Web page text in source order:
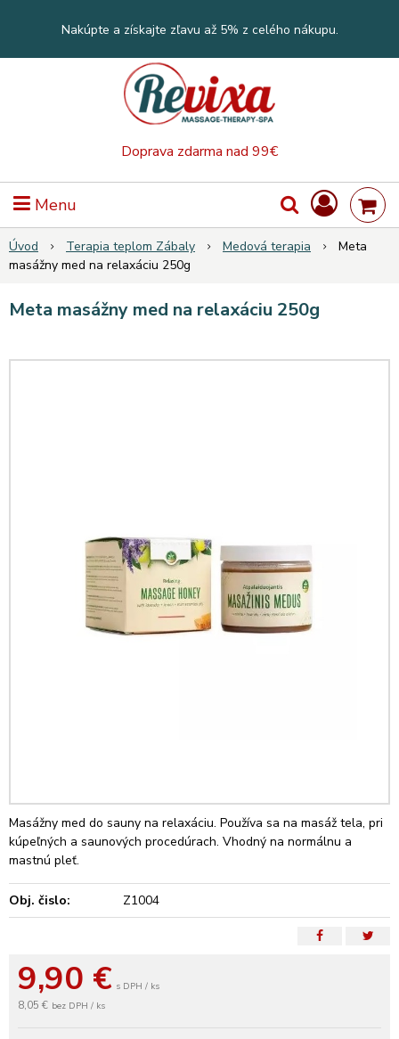
Doprava zdarma nad 99€
Nakúpte a získajte zľavu až 5% z celého nákupu.
Menu
Úvod Terapia teplom Zábaly Medová terapia
Meta
masážny med na relaxáciu 250g
Meta masážny med na relaxáciu 250g
9,90 € s DPH / ks
8,05 € bez DPH / ks
Masážny med do sauny na relaxáciu. Používa sa na masáž tela, pri
kúpeľných a saunových procedúrach. Vhodný na normálnu a
mastnú pleť.
Obj. čislo: Z1004